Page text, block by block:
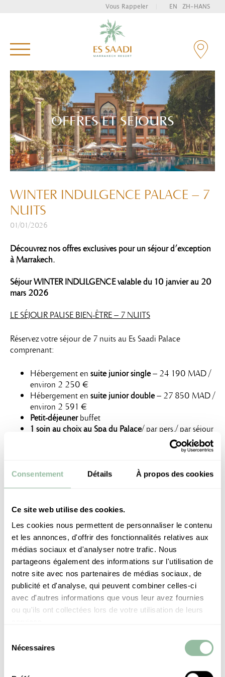
Consentement Détails À propos des cookies
Ce site web utilise des cookies.
Les cookies nous permettent de personnaliser le contenu
et les annonces, d'offrir des fonctionnalités relatives aux
médias sociaux et d'analyser notre trafic. Nous
partageons également des informations sur l'utilisation de
notre site avec nos partenaires de médias sociaux, de
publicité et d'analyse, qui peuvent combiner celles-ci
avec d'autres informations que vous leur avez fournies
ou qu'ils ont collectées lors de votre utilisation de leurs
Nécessaires
Tapez et appuyez sur entrée pour rechercher
Vous Rappeler EN ZH-HANS
OFFRES ET SEJOURS
WINTER INDULGENCE PALACE – 7
NUITS
01/01/2026
Découvrez nos offres exclusives pour un séjour d’exception
à Marrakech.
Séjour WINTER INDULGENCE valable du 10 janvier au 20
mars 2026
LE SÉJOUR PAUSE BIEN-ÊTRE – 7 NUITS
Réservez votre séjour de 7 nuits au Es Saadi Palace
comprenant:
Hébergement en suite junior single– 24 190 MAD /
environ 2 250 €
Hébergement en suite junior double– 27 850 MAD /
environ 2 591 €
Petit-déjeunerbuffet
1 soin au choix au Spa du Palace/ par pers./ par séjour
Massage Signature (30min)
(hors boisson)/ par pers./ par séjour.
(hors boisson)
Offre non rétroactive
LES AVANTAGES
Early check in 12h00 & late check out 16h00. Selon
disponibilité
Sur-classement en catégorie supérieure (selon
disponibilité)
Une visite de la galerie d’art et Jnane Elisabeth au